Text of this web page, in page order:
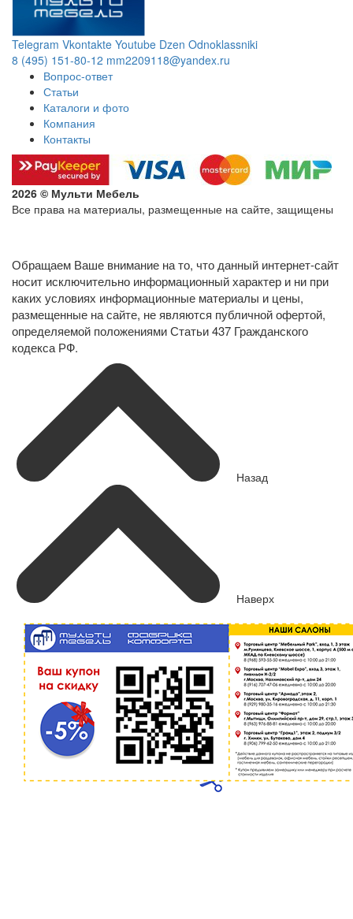
Telegram Vkontakte Youtube Dzen Odnoklassniki
8 (495) 151-80-12 mm2209118@yandex.ru
Вопрос-ответ
Статьи
Каталоги и фото
Компания
Контакты
2026 © Мульти Мебель
Все права на материалы, размещенные на сайте, защищены
Обращаем Ваше внимание на то, что данный интернет-сайт
носит исключительно информационный характер и ни при
каких условиях информационные материалы и цены,
размещенные на сайте, не являются публичной офертой,
определяемой положениями Статьи 437 Гражданского
кодекса РФ.
Назад
Наверх